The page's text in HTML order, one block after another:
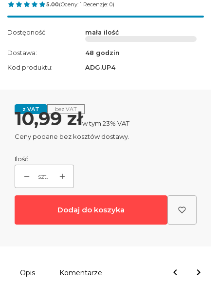
5.00(Oceny: 1 Recenzje: 0)
Dostępność: mała ilość
Dostawa:
48 godzin
Kod produktu:
ADG.UP4
z VAT bez VAT
Cena
10,99 złw tym 23% VAT
w tym 23% VAT
Ceny podane bez kosztów dostawy.
Ilość
szt.
Dodaj do koszyka
Opis Komentarze